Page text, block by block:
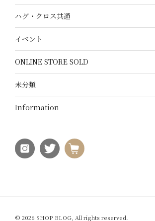
ハグ・クロス共通
イベント
ONLINE STORE SOLD
未分類
Information
© 2026 SHOP BLOG, All rights reserved.